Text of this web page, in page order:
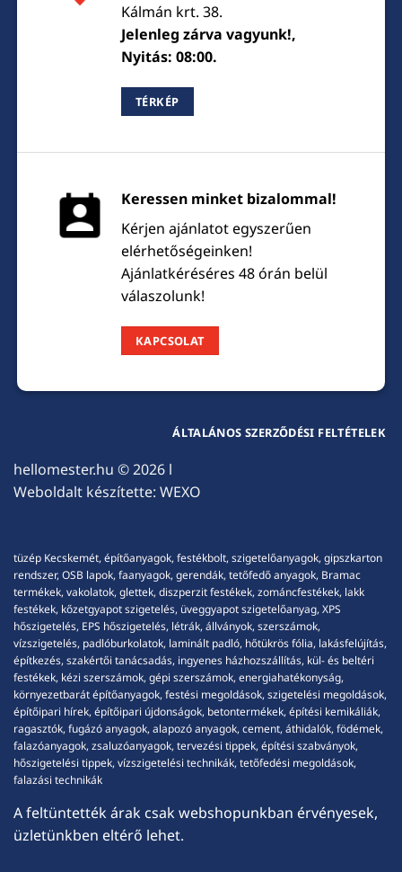
Kálmán krt. 38.
Jelenleg zárva vagyunk!,
Nyitás: 08:00.
TÉRKÉP
Keressen minket bizalommal!
Kérjen ajánlatot egyszerűen
elérhetőségeinken!
Ajánlatkéréséres 48 órán belül
válaszolunk!
KAPCSOLAT
hellomester.hu © 2026 l
Weboldalt készítette: WEXO
ÁLTALÁNOS SZERZŐDÉSI FELTÉTELEK
tüzép Kecskemét, építőanyagok, festékbolt, szigetelőanyagok, gipszkarton
rendszer, OSB lapok, faanyagok, gerendák, tetőfedő anyagok, Bramac
termékek, vakolatok, glettek, diszperzit festékek, zománcfestékek, lakk
festékek, kőzetgyapot szigetelés, üveggyapot szigetelőanyag, XPS
hőszigetelés, EPS hőszigetelés, létrák, állványok, szerszámok,
vízszigetelés, padlóburkolatok, laminált padló, hőtükrös fólia, lakásfelújítás,
építkezés, szakértői tanácsadás, ingyenes házhozszállítás, kül- és beltéri
festékek, kézi szerszámok, gépi szerszámok, energiahatékonyság,
környezetbarát építőanyagok, festési megoldások, szigetelési megoldások,
építőipari hírek, építőipari újdonságok, betontermékek, építési kemikáliák,
ragasztók, fugázó anyagok, alapozó anyagok, cement, áthidalók, födémek,
falazóanyagok, zsaluzóanyagok, tervezési tippek, építési szabványok,
hőszigetelési tippek, vízszigetelési technikák, tetőfedési megoldások,
falazási technikák
A feltüntették árak csak webshopunkban érvényesek,
üzletünkben eltérő lehet.